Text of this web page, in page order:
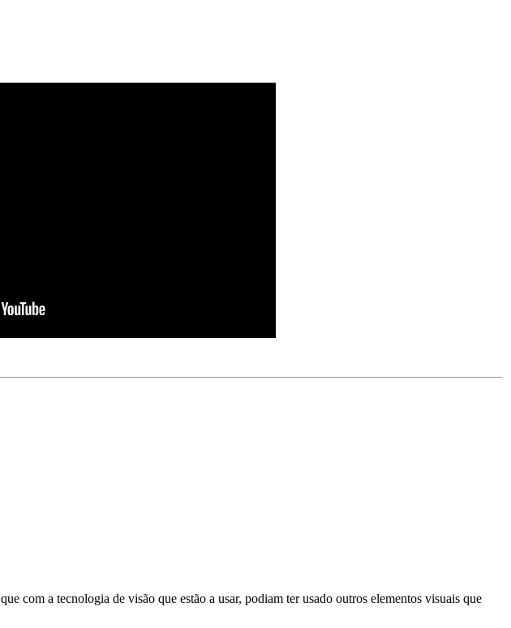
com a tecnologia de visão que estão a usar, podiam ter usado outros elementos visuais que